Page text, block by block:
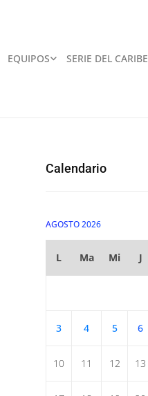
EQUIPOS SERIE DEL CARIBE
Calendario
AGOSTO 2026
L Ma Mi J
3 4 5 6
10 11 12 13